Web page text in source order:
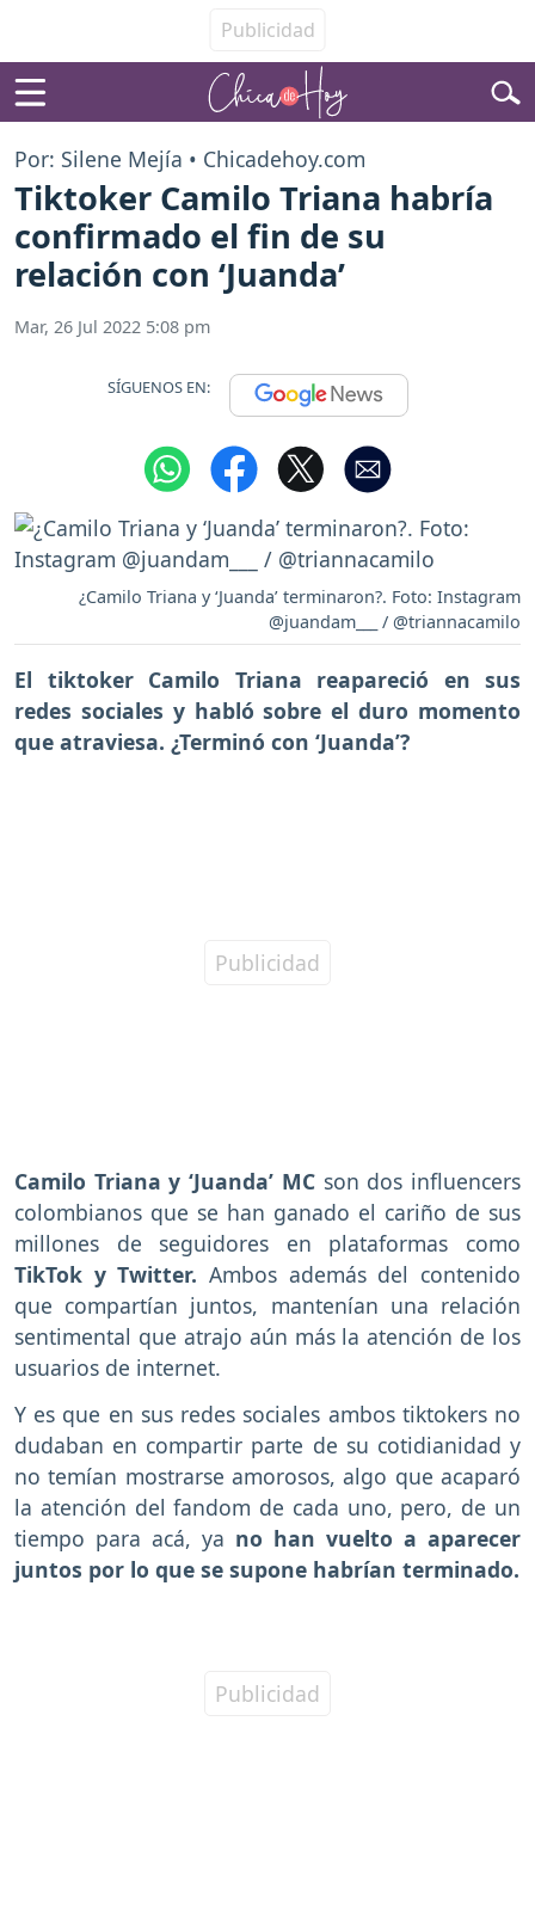
Por: Silene Mejía • Chicadehoy.com
Tiktoker Camilo Triana habría
confirmado el fin de su
relación con ‘Juanda’
Mar, 26 Jul 2022 5:08 pm
SÍGUENOS EN:
¿Camilo Triana y ‘Juanda’ terminaron?. Foto: Instagram
@juandam___ / @triannacamilo
El tiktoker Camilo Triana reapareció en sus
redes sociales y habló sobre el duro momento
que atraviesa. ¿Terminó con ‘Juanda’?
Camilo Triana y ‘Juanda’ MC son dos influencers
colombianos que se han ganado el cariño de sus
millones de seguidores en plataformas como
TikTok y Twitter. Ambos además del contenido
que compartían juntos, mantenían una relación
sentimental que atrajo aún más la atención de los
usuarios de internet.
Y es que en sus redes sociales ambos tiktokers no
dudaban en compartir parte de su cotidianidad y
no temían mostrarse amorosos, algo que acaparó
la atención del fandom de cada uno, pero, de un
tiempo para acá, ya no han vuelto a aparecer
juntos por lo que se supone habrían terminado.